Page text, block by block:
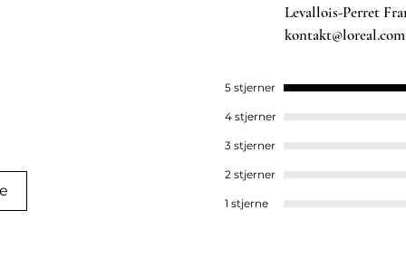
Kampanje i dag og opplev en
Levallois-Perret
kontakt@loreal.com​
5 stjerner
4 stjerner
3 stjerner
2 stjerner
1 stjerne